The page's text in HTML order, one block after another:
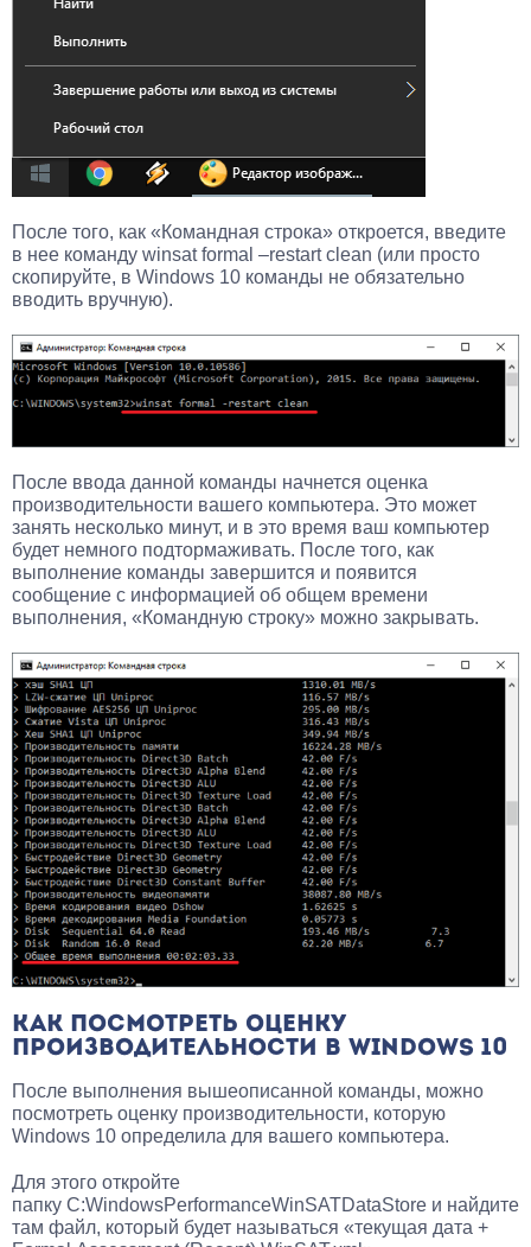
После того, как «Командная строка» откроется, введите
в нее команду winsat formal –restart clean (или просто
скопируйте, в Windows 10 команды не обязательно
вводить вручную).
После ввода данной команды начнется оценка
производительности вашего компьютера. Это может
занять несколько минут, и в это время ваш компьютер
будет немного подтормаживать. После того, как
выполнение команды завершится и появится
сообщение с информацией об общем времени
выполнения, «Командную строку» можно закрывать.
КАК ПОСМОТРЕТЬ ОЦЕНКУ
ПРОИЗВОДИТЕЛЬНОСТИ В WINDOWS 10
После выполнения вышеописанной команды, можно
посмотреть оценку производительности, которую
Windows 10 определила для вашего компьютера.
Для этого откройте
папку C:WindowsPerformanceWinSATDataStore и найдите
там файл, который будет называться «текущая дата +